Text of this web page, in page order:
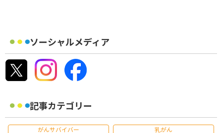
ソーシャルメディア
記事カテゴリー
がんサバイバー 乳がん